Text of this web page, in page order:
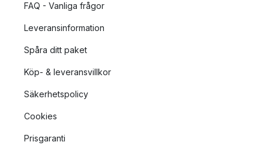
FAQ - Vanliga frågor
Leveransinformation
Spåra ditt paket
Köp- & leveransvillkor
Säkerhetspolicy
Cookies
Prisgaranti